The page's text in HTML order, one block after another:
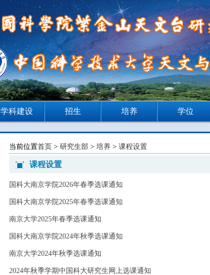
学科建设 招生 培养 学位
当前位置首页 > 研究生部 > 培养 > 课程设置
课程设置
国科大南京学院2026年春季选课通知
国科大南京学院2025年春季选课通知
南京大学2025年春季选课通知
国科大南京学院2024年秋季选课通知
南京大学2024年秋季选课通知
2024年秋季学期中国科大研究生网上选课通知